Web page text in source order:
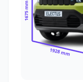
1675 mm
1928 mm